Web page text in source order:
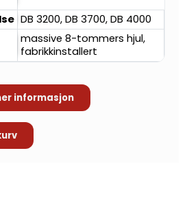
DB 3200, DB 3700, DB 4000
massive 8-tommers hjul,
fabrikkinstallert
informasjon